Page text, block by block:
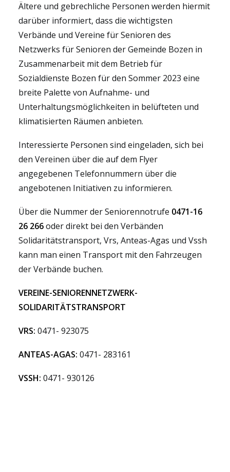
Ältere und gebrechliche Personen werden hiermit
darüber informiert, dass die wichtigsten
Verbände und Vereine für Senioren des
Netzwerks für Senioren der Gemeinde Bozen in
Zusammenarbeit mit dem Betrieb für
Sozialdienste Bozen für den Sommer 2023 eine
breite Palette von Aufnahme- und
Unterhaltungsmöglichkeiten in belüfteten und
klimatisierten Räumen anbieten.
Interessierte Personen sind eingeladen, sich bei
den Vereinen über die auf dem Flyer
angegebenen Telefonnummern über die
angebotenen Initiativen zu informieren.
Über die Nummer der Seniorennotrufe 0471-16
26 266oder direkt bei den Verbänden
Solidaritätstransport, Vrs, Anteas-Agas und Vssh
kann man einen Transport mit den Fahrzeugen
der Verbände buchen.
VEREINE-SENIORENNETZWERK-
SOLIDARITÄTSTRANSPORT
VRS: 0471- 923075
ANTEAS-AGAS: 0471- 283161
VSSH: 0471- 930126